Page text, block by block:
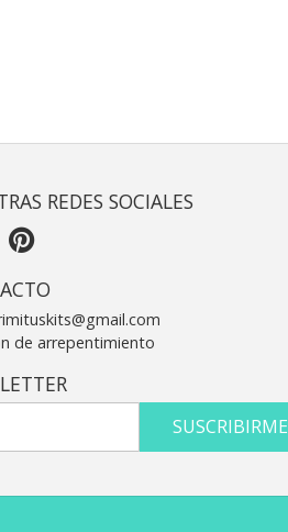
REDES SOCIALES
de arrepentimiento
SUSCRIBIRME